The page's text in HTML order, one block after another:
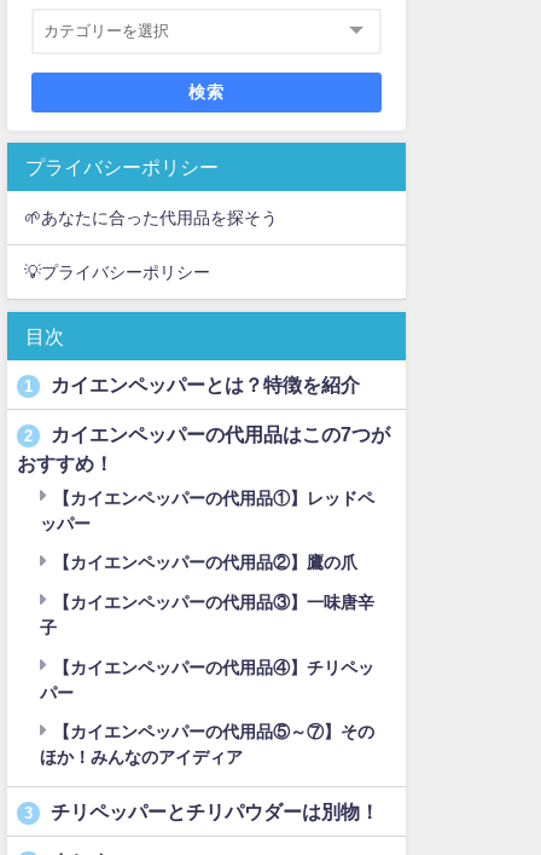
検索
プライバシーポリシー
🌱あなたに合った代用品を探そう
💡プライバシーポリシー
目次
1 カイエンペッパーとは？特徴を紹介
2
カイエンペッパーの代用品はこの7つが
おすすめ！
【カイエンペッパーの代用品①】レッドペ
ッパー
【カイエンペッパーの代用品②】鷹の爪
【カイエンペッパーの代用品③】一味唐辛
子
【カイエンペッパーの代用品④】チリペッ
パー
【カイエンペッパーの代用品⑤～⑦】その
ほか！みんなのアイディア
3 チリペッパーとチリパウダーは別物！